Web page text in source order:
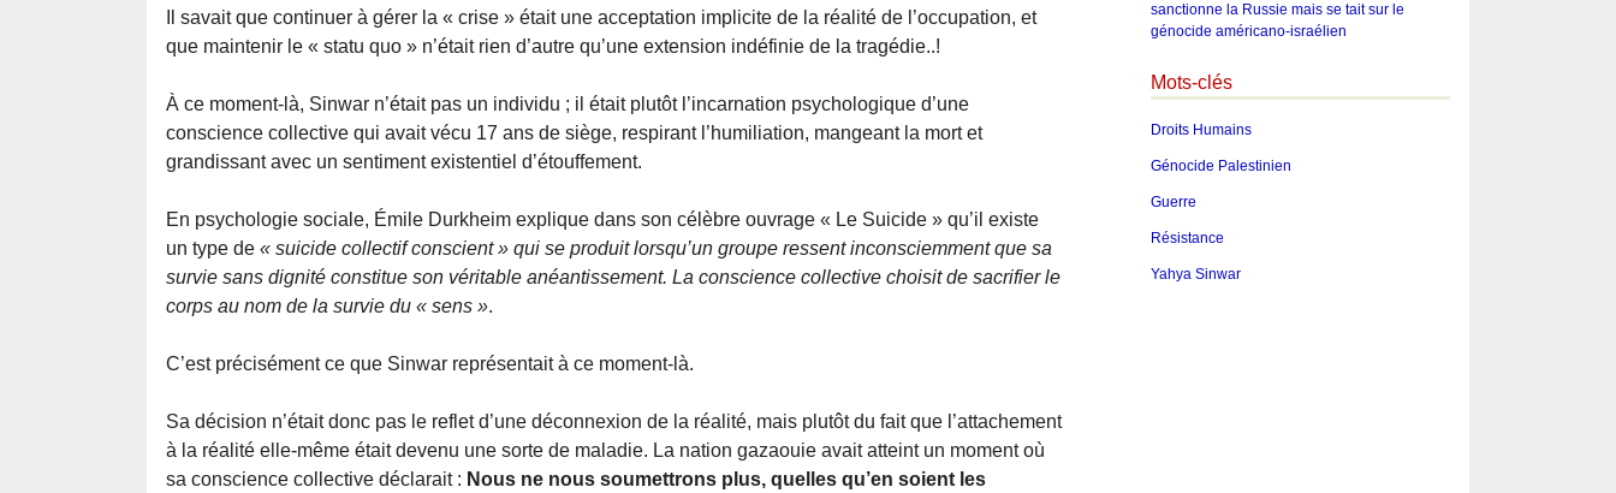
Il savait que continuer à gérer la « crise » était une acceptation implicite de la réalité de l’occupation, et
que maintenir le « statu quo » n’était rien d’autre qu’une extension indéfinie de la tragédie..!
À ce moment-là, Sinwar n’était pas un individu ; il était plutôt l’incarnation psychologique d’une
conscience collective qui avait vécu 17 ans de siège, respirant l’humiliation, mangeant la mort et
grandissant avec un sentiment existentiel d’étouffement.
En psychologie sociale, Émile Durkheim explique dans son célèbre ouvrage « Le Suicide » qu’il existe
un type de « suicide collectif conscient » qui se produit lorsqu’un groupe ressent inconsciemment que sa
survie sans dignité constitue son véritable anéantissement. La conscience collective choisit de sacrifier le
corps au nom de la survie du « sens ».
C’est précisément ce que Sinwar représentait à ce moment-là.
Sa décision n’était donc pas le reflet d’une déconnexion de la réalité, mais plutôt du fait que l’attachement
à la réalité elle-même était devenu une sorte de maladie. La nation gazaouie avait atteint un moment où
sa conscience collective déclarait : Nous ne nous soumettrons plus, quelles qu’en soient les
sanctionne la Russie mais se tait sur le
génocide américano-israélien
Mots-clés
Droits Humains
Génocide Palestinien
Guerre
Résistance
Yahya Sinwar